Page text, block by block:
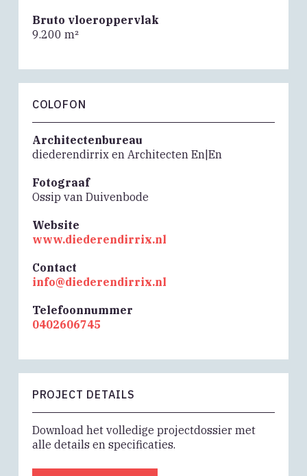
Bruto vloeroppervlak
9.200 m²
COLOFON
Architectenbureau
diederendirrix en Architecten En|En
Fotograaf
Ossip van Duivenbode
Website
www.diederendirrix.nl
Contact
info@diederendirrix.nl
Telefoonnummer
0402606745
PROJECT DETAILS
Download het volledige projectdossier met
alle details en specificaties.